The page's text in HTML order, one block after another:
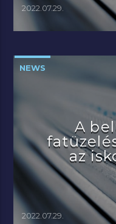
2022.07.29.
NEWS
A
az
2022.07.29.